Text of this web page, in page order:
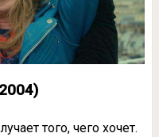
того, чего хочет.